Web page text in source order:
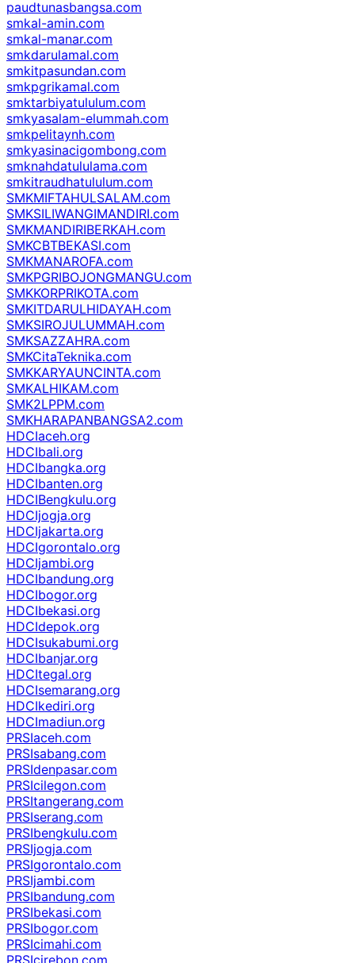
paudtunasbangsa.com
smkal-amin.com
smkal-manar.com
smkdarulamal.com
smkitpasundan.com
smkpgrikamal.com
smktarbiyatululum.com
smkyasalam-elummah.com
smkpelitaynh.com
smkyasinacigombong.com
smknahdatululama.com
smkitraudhatululum.com
SMKMIFTAHULSALAM.com
SMKSILIWANGIMANDIRI.com
SMKMANDIRIBERKAH.com
SMKCBTBEKASI.com
SMKMANAROFA.com
SMKPGRIBOJONGMANGU.com
SMKKORPRIKOTA.com
SMKITDARULHIDAYAH.com
SMKSIROJULUMMAH.com
SMKSAZZAHRA.com
SMKCitaTeknika.com
SMKKARYAUNCINTA.com
SMKALHIKAM.com
SMK2LPPM.com
SMKHARAPANBANGSA2.com
HDCIaceh.org
HDCIbali.org
HDCIbangka.org
HDCIbanten.org
HDCIBengkulu.org
HDCIjogja.org
HDCIjakarta.org
HDCIgorontalo.org
HDCIjambi.org
HDCIbandung.org
HDCIbogor.org
HDCIbekasi.org
HDCIdepok.org
HDCIsukabumi.org
HDCIbanjar.org
HDCItegal.org
HDCIsemarang.org
HDCIkediri.org
HDCImadiun.org
PRSIaceh.com
PRSIsabang.com
PRSIdenpasar.com
PRSIcilegon.com
PRSItangerang.com
PRSIserang.com
PRSIbengkulu.com
PRSIjogja.com
PRSIgorontalo.com
PRSIjambi.com
PRSIbandung.com
PRSIbekasi.com
PRSIbogor.com
PRSIcimahi.com
PRSIcirebon.com